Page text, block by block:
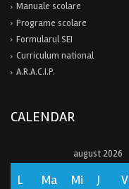
Manuale scolare
Programe scolare
Formularul SEI
Curriculum national
A.R.A.C.I.P.
CALENDAR
august 2026
L Ma Mi J V